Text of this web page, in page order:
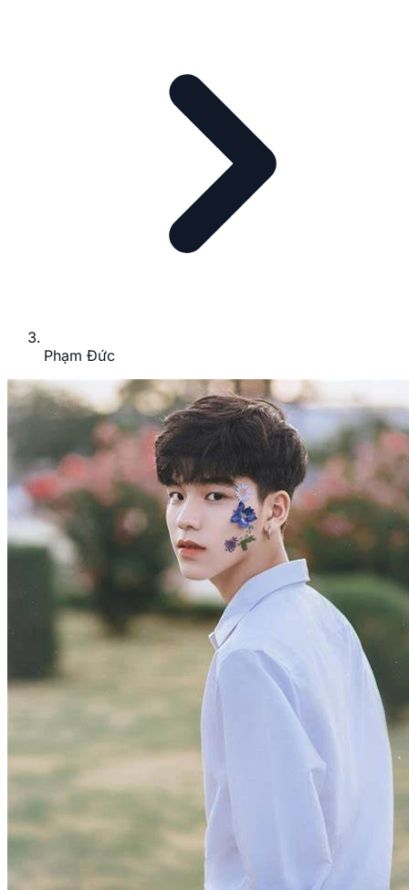
Phạm Đức